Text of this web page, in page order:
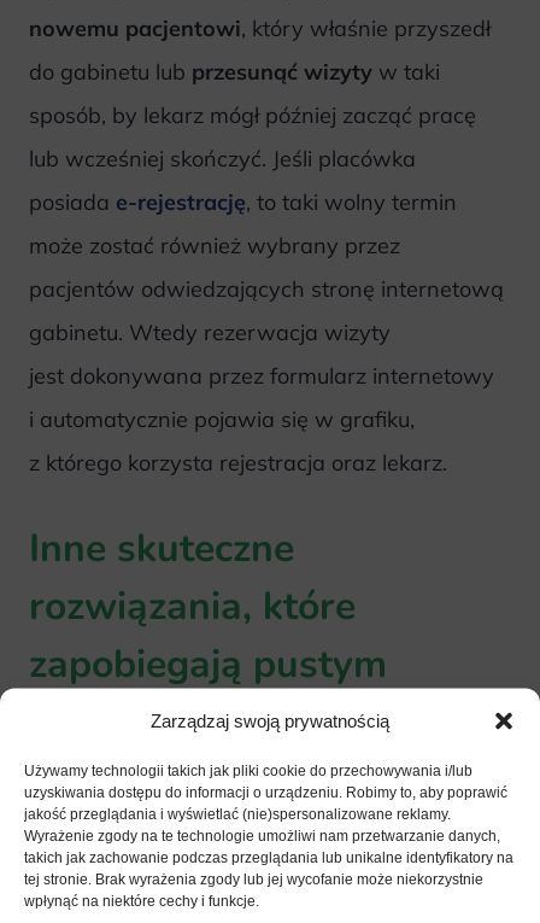
Zarządzaj swoją prywatnością
Używamy technologii takich jak pliki cookie do przechowywania i/lub
uzyskiwania dostępu do informacji o urządzeniu. Robimy to, aby poprawić
jakość przeglądania i wyświetlać (nie)spersonalizowane reklamy.
Wyrażenie zgody na te technologie umożliwi nam przetwarzanie danych,
takich jak zachowanie podczas przeglądania lub unikalne identyfikatory na
tej stronie. Brak wyrażenia zgody lub jej wycofanie może niekorzystnie
wpłynąć na niektóre cechy i funkcje.
nowemu pacjentowi, który właśnie przyszedł
do gabinetu lub przesunąć wizyty w taki
sposób, by lekarz mógł później zacząć pracę
lub wcześniej skończyć. Jeśli placówka
posiada e-rejestrację, to taki wolny termin
może zostać również wybrany przez
pacjentów odwiedzających stronę internetową
gabinetu. Wtedy rezerwacja wizyty
jest dokonywana przez formularz internetowy
i automatycznie pojawia się w grafiku,
z którego korzysta rejestracja oraz lekarz.
Inne skuteczne
rozwiązania, które
zapobiegają pustym
miejscom w grafikach
lekarzy
Oprócz SMS z potwierdzeniem wizyty, dobrym
rozwiązaniem jest także